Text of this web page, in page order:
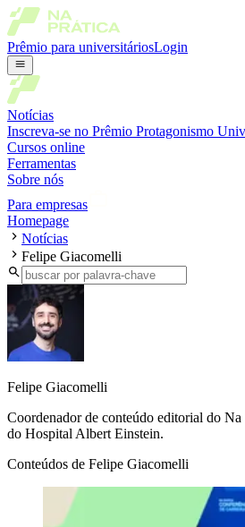
Prêmio para universitáriosLogin
Notícias
Inscreva-se no Prêmio Protagonismo
Cursos online
Ferramentas
Sobre nós
Para empresas
Homepage
Notícias
Felipe Giacomelli
Felipe Giacomelli
Coordenador de conteúdo editorial do
do Hospital Albert Einstein.
Conteúdos de Felipe Giacomelli